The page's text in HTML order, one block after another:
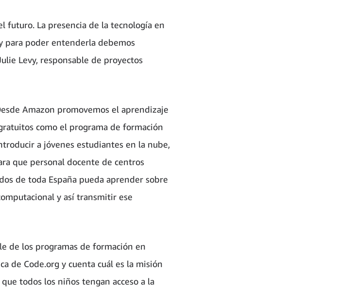
futuro. La presencia de la tecnología en
para poder entenderla debemos
Levy, responsable de proyectos
Amazon promovemos el aprendizaje
como el programa de formación
a jóvenes estudiantes en la nube,
que personal docente de centros
de toda España pueda aprender sobre
y así transmitir ese
de los programas de formación en
de Code.org y cuenta cuál es la misión
todos los niños tengan acceso a la